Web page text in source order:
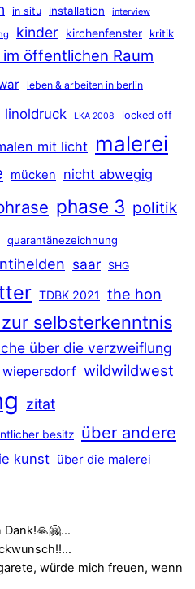
in situ installation interview
kinder kirchenfenster kritik
öffentlichen Raum
leben & arbeiten in berlin
linoldruck LKA 2008 locked off
mit licht malerei
mücken nicht abwegig
phase 3 politik
quarantänezeichnung
saar SHG
TDBK 2021 the hon
selbsterkenntnis
über die verzweiflung
wiepersdorf wildwildwest
zitat
besitz über andere
kunst über die malerei
Dank!🙏🤗…
würde mich freuen, wenn